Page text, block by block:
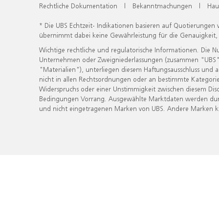
Rechtliche Dokumentation | Bekanntmachungen |
* Die UBS Echtzeit- Indikationen basieren auf
übernimmt dabei keine Gewährleistung für die
Wichtige rechtliche und regulatorische Informationen. Die
Unternehmen oder Zweigniederlassungen (zusammen
"Materialien"), unterliegen diesem Haftungsausschluss
nicht in allen Rechtsordnungen oder an bestimmte
Widerspruchs oder einer Unstimmigkeit zwischen diesem
Bedingungen Vorrang. Ausgewählte Marktdaten werden
und nicht eingetragenen Marken von UBS. Andere Marken